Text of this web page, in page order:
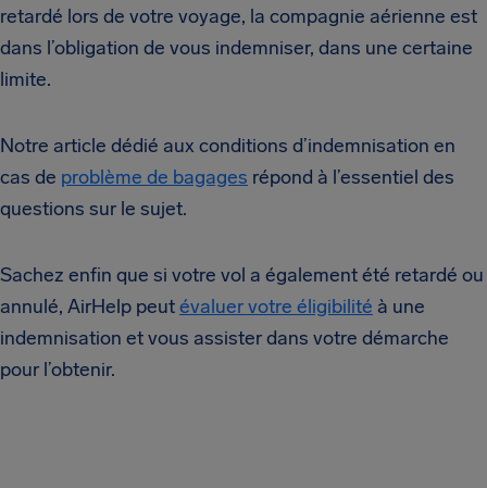
retardé lors de votre voyage, la compagnie aérienne est
dans l’obligation de vous indemniser, dans une certaine
limite.
Notre article dédié aux conditions d’indemnisation en
cas de problème de bagages répond à l’essentiel des
questions sur le sujet.
Sachez enfin que si votre vol a également été retardé ou
annulé, AirHelp peutévaluer votre éligibilité à une
indemnisation et vous assister dans votre démarche
pour l’obtenir.